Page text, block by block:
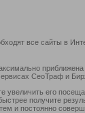
все сайты в
СеоТраф и
увеличить его
получите
и постоянно